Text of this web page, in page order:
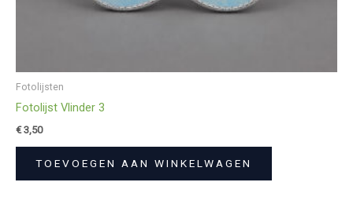
Fotolijsten
Fotolijst Vlinder 3
€3,50
TOEVOEGEN AAN WINKELWAGEN